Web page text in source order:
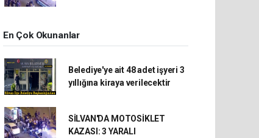
En Çok Okunanlar
Belediye'ye ait 48 adet işyeri 3
yıllığına kiraya verilecektir
SİLVAN'DA MOTOSİKLET
KAZASI: 3 YARALI